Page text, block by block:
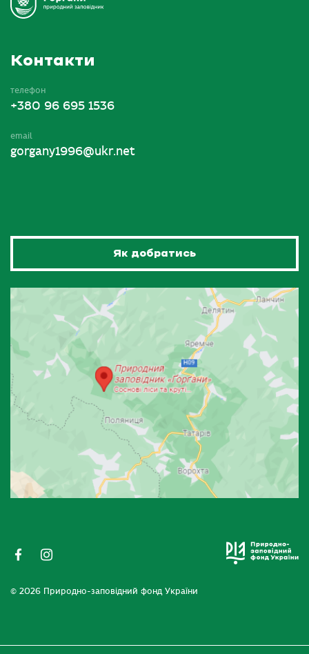
Контакти
телефон
+380 96 695 1536
email
gorgany1996@ukr.net
Як добратись
© 2026 Природно-заповідний фонд України